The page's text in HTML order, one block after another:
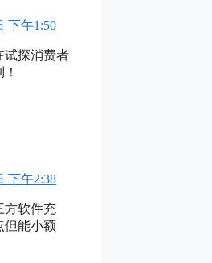
下午1:50
试探消费者
下午2:38
方软件充
但能小额